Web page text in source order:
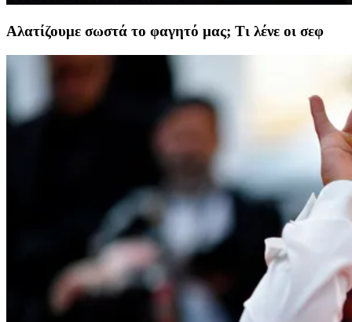
Αλατίζουμε σωστά το φαγητό μας; Τι λένε οι σεφ